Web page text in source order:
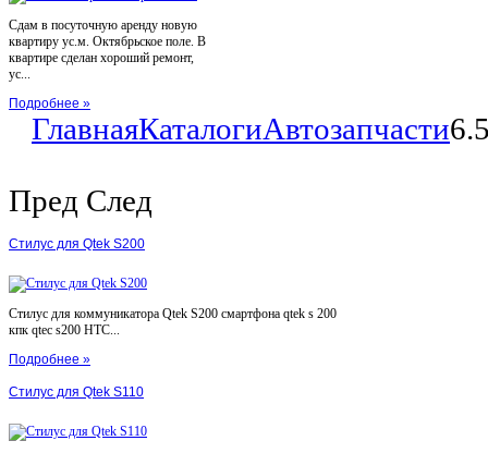
Сдам в посуточную аренду новую
квартиру ус.м. Октябрьское поле. В
квартире сделан хороший ремонт,
ус...
Подробнее »
ГлавнаяКаталогиАвтозапчасти
Пред След
Стилус для Qtek S200
Стилус для коммуникатора Qtek S200 смартфона qtek s 200
кпк qtec s200 HTC...
Подробнее »
Стилус для Qtek S110